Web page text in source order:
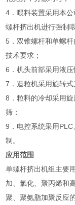
4．喂料装置采用本
螺杆挤出机进行强制
5．双锥螺杆和单螺
技术要求；
6．机头前部采用液
7．造粒机采用旋转
8．粒料的冷却采用
筛；
9．电控系统采用
制。
应用范围
单螺杆挤出机组主要
加、氯化、聚丙烯和
聚、聚氨脂加聚反应